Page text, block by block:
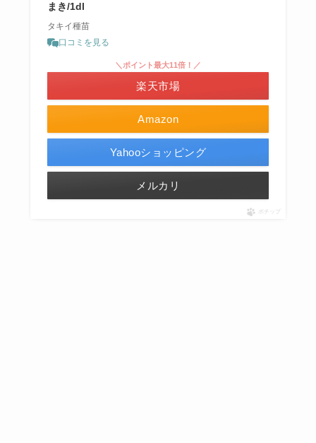
まき/1dl
タキイ種苗
口コミを見る
Amazon
＼ポイント最大11倍！／
楽天市場
Yahooショッピング
メルカリ
ポチップ